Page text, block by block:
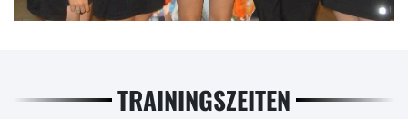
TRAININGSZEITEN